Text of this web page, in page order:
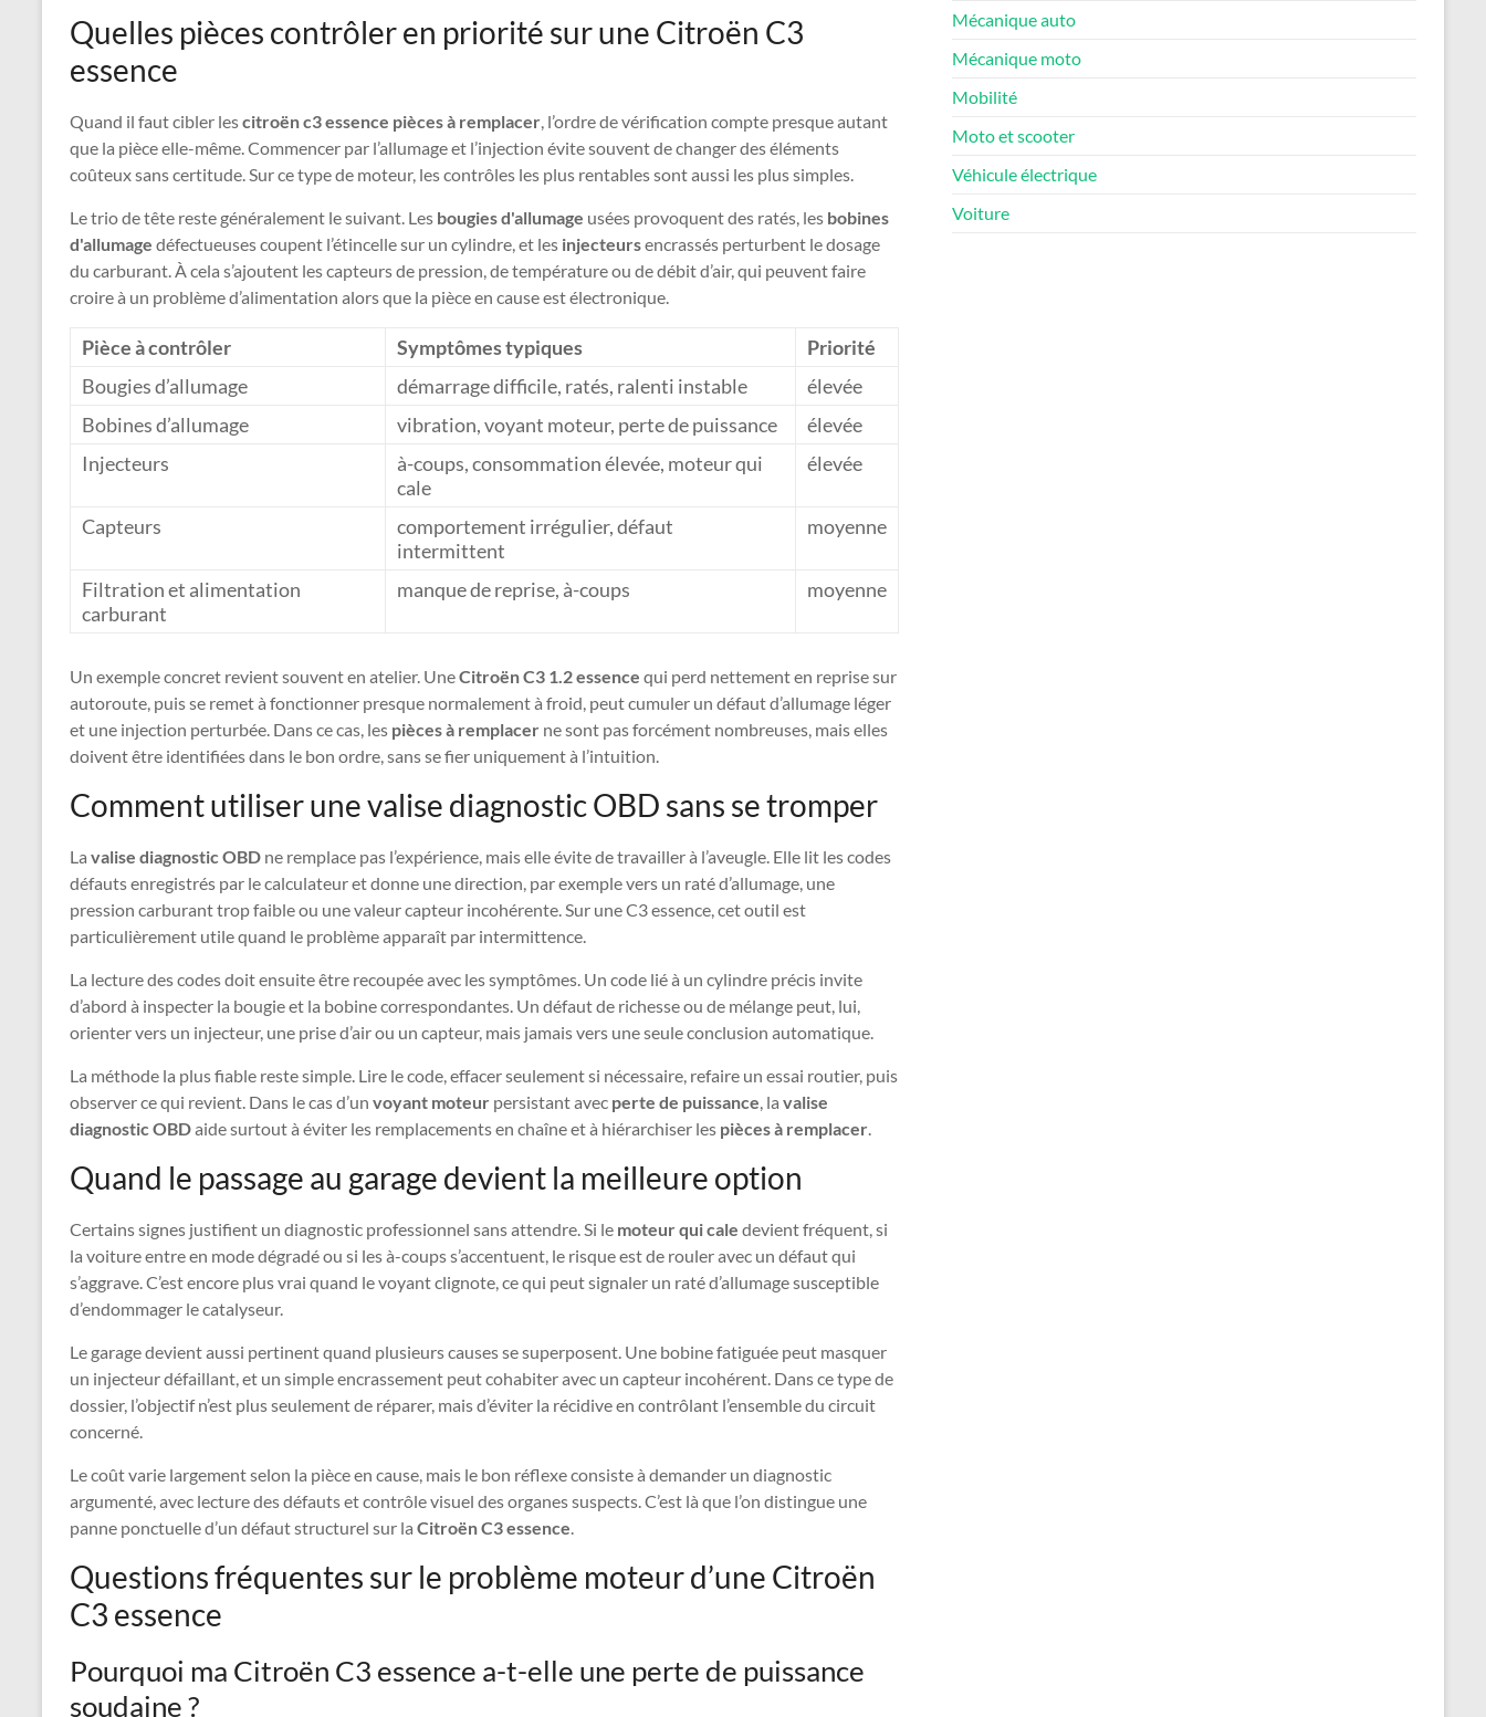
Quelles pièces contrôler en priorité sur une Citroën C3
essence
Quand il faut cibler lescitroën c3 essence pièces à remplacer, l’ordre de vérification compte presque autant
que la pièce elle-même. Commencer par l’allumage et l’injection évite souvent de changer des éléments
coûteux sans certitude. Sur ce type de moteur, les contrôles les plus rentables sont aussi les plus simples.
Le trio de tête reste généralement le suivant. Les bougies d'allumage usées provoquent des ratés, les bobines
d'allumage défectueuses coupent l’étincelle sur un cylindre, et les injecteursencrassés perturbent le dosage
du carburant. À cela s’ajoutent les capteurs de pression, de température ou de débit d’air, qui peuvent faire
croire à un problème d’alimentation alors que la pièce en cause est électronique.
Pièce à contrôler Symptômes typiques
Priorité
Bougies d’allumage
démarrage difficile, ratés, ralenti instable
élevée
Bobines d’allumage
vibration, voyant moteur, perte de puissance
élevée
Injecteurs
à-coups, consommation élevée, moteur qui
cale
élevée
Capteurs
comportement irrégulier, défaut
intermittent
moyenne
Filtration et alimentation
carburant
manque de reprise, à-coups moyenne
Un exemple concret revient souvent en atelier. UneCitroën C3 1.2 essence qui perd nettement en reprise sur
autoroute, puis se remet à fonctionner presque normalement à froid, peut cumuler un défaut d’allumage léger
et une injection perturbée. Dans ce cas, les pièces à remplacer ne sont pas forcément nombreuses, mais elles
doivent être identifiées dans le bon ordre, sans se fier uniquement à l’intuition.
Comment utiliser une valise diagnostic OBD sans se tromper
La valise diagnostic OBD ne remplace pas l’expérience, mais elle évite de travailler à l’aveugle. Elle lit les codes
défauts enregistrés par le calculateur et donne une direction, par exemple vers un raté d’allumage, une
pression carburant trop faible ou une valeur capteur incohérente. Sur une C3 essence, cet outil est
particulièrement utile quand le problème apparaît par intermittence.
La lecture des codes doit ensuite être recoupée avec les symptômes. Un code lié à un cylindre précis invite
d’abord à inspecter la bougie et la bobine correspondantes. Un défaut de richesse ou de mélange peut, lui,
orienter vers un injecteur, une prise d’air ou un capteur, mais jamais vers une seule conclusion automatique.
La méthode la plus fiable reste simple. Lire le code, effacer seulement si nécessaire, refaire un essai routier, puis
observer ce qui revient. Dans le cas d’un voyant moteur persistant avec perte de puissance, la valise
diagnostic OBDaide surtout à éviter les remplacements en chaîne et à hiérarchiser les pièces à remplacer.
Quand le passage au garage devient la meilleure option
Certains signes justifient un diagnostic professionnel sans attendre. Si le moteur qui cale devient fréquent, si
la voiture entre en mode dégradé ou si les à-coups s’accentuent, le risque est de rouler avec un défaut qui
s’aggrave. C’est encore plus vrai quand le voyant clignote, ce qui peut signaler un raté d’allumage susceptible
d’endommager le catalyseur.
Le garage devient aussi pertinent quand plusieurs causes se superposent. Une bobine fatiguée peut masquer
un injecteur défaillant, et un simple encrassement peut cohabiter avec un capteur incohérent. Dans ce type de
dossier, l’objectif n’est plus seulement de réparer, mais d’éviter la récidive en contrôlant l’ensemble du circuit
concerné.
Le coût varie largement selon la pièce en cause, mais le bon réflexe consiste à demander un diagnostic
argumenté, avec lecture des défauts et contrôle visuel des organes suspects. C’est là que l’on distingue une
panne ponctuelle d’un défaut structurel sur la Citroën C3 essence.
Questions fréquentes sur le problème moteur d’une Citroën
C3 essence
Pourquoi ma Citroën C3 essence a-t-elle une perte de puissance
soudaine ?
Mécanique auto
Mécanique moto
Mobilité
Moto et scooter
Véhicule électrique
Voiture